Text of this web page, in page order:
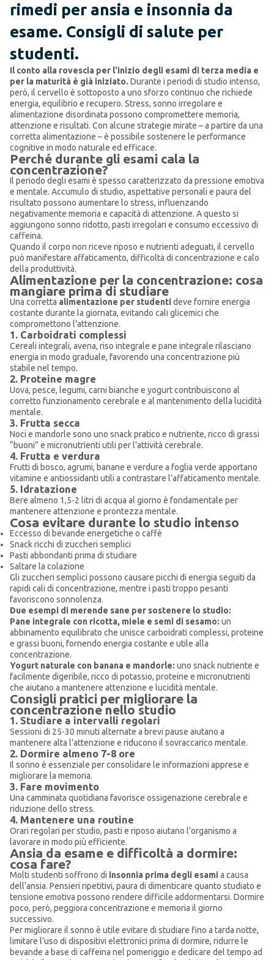
rimedi per ansia e insonnia da
esame. Consigli di salute per
studenti.
Il conto alla rovescia per l'inizio degli esami di terza media e
per la maturità è già iniziato. Durante i periodi di studio intenso,
però, il cervello è sottoposto a uno sforzo continuo che richiede
energia, equilibrio e recupero. Stress, sonno irregolare e
alimentazione disordinata possono compromettere memoria,
attenzione e risultati. Con alcune strategie mirate – a partire da una
corretta alimentazione – è possibile sostenere le performance
cognitive in modo naturale ed efficace.
Perché durante gli esami cala la
concentrazione?
Il periodo degli esami è spesso caratterizzato da pressione emotiva
e mentale. Accumulo di studio, aspettative personali e paura del
risultato possono aumentare lo stress, influenzando
negativamente memoria e capacità di attenzione. A questo si
aggiungono sonno ridotto, pasti irregolari e consumo eccessivo di
caffeina.
Quando il corpo non riceve riposo e nutrienti adeguati, il cervello
può manifestare affaticamento, difficoltà di concentrazione e calo
della produttività.
Alimentazione per la concentrazione: cosa
mangiare prima di studiare
Una corretta alimentazione per studenti deve fornire energia
costante durante la giornata, evitando cali glicemici che
compromettono l’attenzione.
1. Carboidrati complessi
Cereali integrali, avena, riso integrale e pane integrale rilasciano
energia in modo graduale, favorendo una concentrazione più
stabile nel tempo.
2. Proteine magre
Uova, pesce, legumi, carni bianche e yogurt contribuiscono al
corretto funzionamento cerebrale e al mantenimento della lucidità
mentale.
3. Frutta secca
Noci e mandorle sono uno snack pratico e nutriente, ricco di grassi
“buoni” e micronutrienti utili per l’attività cerebrale.
4. Frutta e verdura
Frutti di bosco, agrumi, banane e verdure a foglia verde apportano
vitamine e antiossidanti utili a contrastare l’affaticamento mentale.
5. Idratazione
Bere almeno 1,5-2 litri di acqua al giorno è fondamentale per
mantenere attenzione e prontezza mentale.
Cosa evitare durante lo studio intenso
Eccesso di bevande energetiche o caffè
Snack ricchi di zuccheri semplici
Pasti abbondanti prima di studiare
Saltare la colazione
Gli zuccheri semplici possono causare picchi di energia seguiti da
rapidi cali di concentrazione, mentre i pasti troppo pesanti
favoriscono sonnolenza.
Due esempi di merende sane per sostenere lo studio:
Pane integrale con ricotta, miele e semi di sesamo: un
abbinamento equilibrato che unisce carboidrati complessi, proteine
e grassi buoni, fornendo energia costante e utile alla
concentrazione.
Yogurt naturale con banana e mandorle: uno snack nutriente e
facilmente digeribile, ricco di potassio, proteine e micronutrienti
che aiutano a mantenere attenzione e lucidità mentale.
Consigli pratici per migliorare la
concentrazione nello studio
1. Studiare a intervalli regolari
Sessioni di 25-30 minuti alternate a brevi pause aiutano a
mantenere alta l’attenzione e riducono il sovraccarico mentale.
2. Dormire almeno 7-8 ore
Il sonno è essenziale per consolidare le informazioni apprese e
migliorare la memoria.
3. Fare movimento
Una camminata quotidiana favorisce ossigenazione cerebrale e
riduzione dello stress.
4. Mantenere una routine
Orari regolari per studio, pasti e riposo aiutano l’organismo a
lavorare in modo più efficiente.
Ansia da esame e difficoltà a dormire:
cosa fare?
Molti studenti soffrono di insonnia prima degli esami a causa
dell’ansia. Pensieri ripetitivi, paura di dimenticare quanto studiato e
tensione emotiva possono rendere difficile addormentarsi. Dormire
poco, però, peggiora concentrazione e memoria il giorno
successivo.
Per migliorare il sonno è utile evitare di studiare fino a tarda notte,
limitare l’uso di dispositivi elettronici prima di dormire, ridurre le
bevande a base di caffeina nel pomeriggio e dedicare del tempo ad